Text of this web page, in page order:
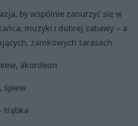
by wspólnie zanurzyć się w
muzyki i dobrej zabawy – a
zamkowych tarasach.
akordeon
śpiew
trąbka